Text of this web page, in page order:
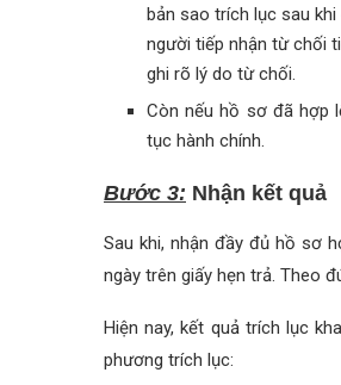
bản sao trích lục sau
người tiếp nhận từ chối
ghi rõ lý do từ chối.
Còn nếu hồ sơ đã hợp
tục hành chính.
Bước 3: Nhận kết quả
Sau khi, nhận đầy đủ hồ sơ
ngày trên giấy hẹn trả. Theo
Hiện nay, kết quả trích lục
phương trích lục: